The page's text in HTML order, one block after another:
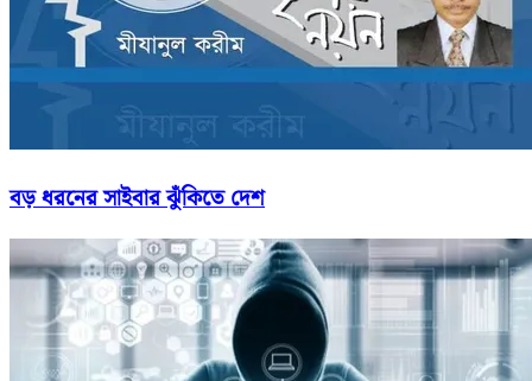
বড় ধরনের সাইবার ঝুঁকিতে দেশ